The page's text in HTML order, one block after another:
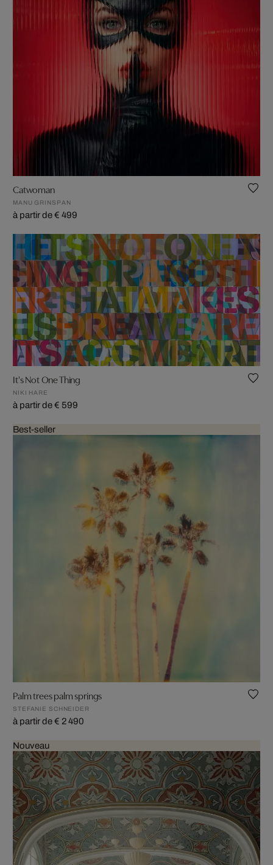
Catwoman
MANU GRINSPAN
à partir de € 499
It's Not One Thing
NIKI HARE
à partir de € 599
Best-seller
Palm trees palm springs
STEFANIE SCHNEIDER
à partir de € 2 490
Nouveau